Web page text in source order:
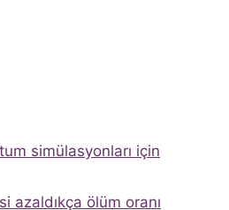
simülasyonları için
azaldıkça ölüm oranı